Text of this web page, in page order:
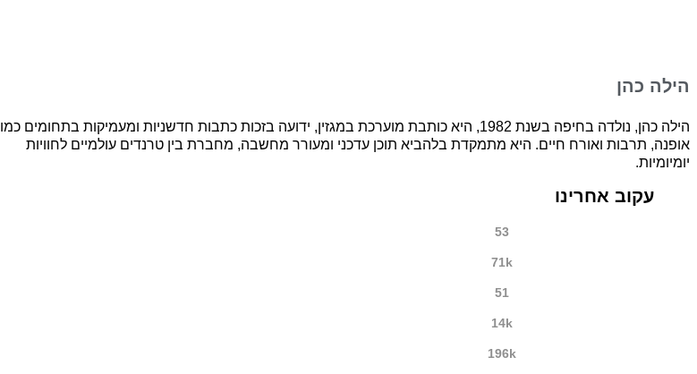
הילה כהן
הילה כהן, נולדה בחיפה בשנת 1982, היא כותבת מוערכת במגזין, ידועה בזכות כתבות חדשניות ומעמיקות בתחומים כמו
אופנה, תרבות ואורח חיים. היא מתמקדת בלהביא תוכן עדכני ומעורר מחשבה, מחברת בין טרנדים עולמיים לחוויות
יומיומיות.
עקוב אחרינו
53
71k
51
14k
196k